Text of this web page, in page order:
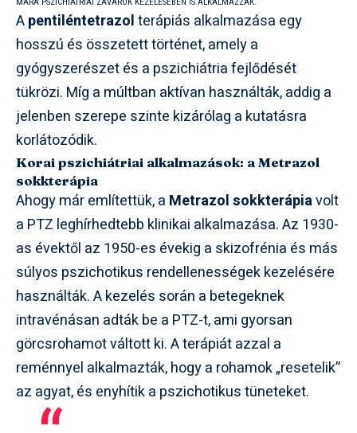
Apentiléntetrazolterápiás alkalmazása egy
hosszú és összetett történet, amely a
gyógyszerészet és a pszichiátria fejlődését
tükrözi. Míg a múltban aktívan használták, addig a
jelenben szerepe szinte kizárólag a kutatásra
korlátozódik.
Korai pszichiátriai alkalmazások: a Metrazol
sokkterápia
Ahogy már említettük, a Metrazol sokkterápiavolt
a PTZ leghírhedtebb klinikai alkalmazása. Az 1930-
as évektől az 1950-es évekig a skizofrénia és más
súlyos pszichotikus rendellenességek kezelésére
használták. A kezelés során a betegeknek
intravénásan adták be a PTZ-t, ami gyorsan
görcsrohamot váltott ki. A terápiát azzal a
reménnyel alkalmazták, hogy a rohamok „resetelik”
az agyat, és enyhítik a pszichotikus tüneteket.